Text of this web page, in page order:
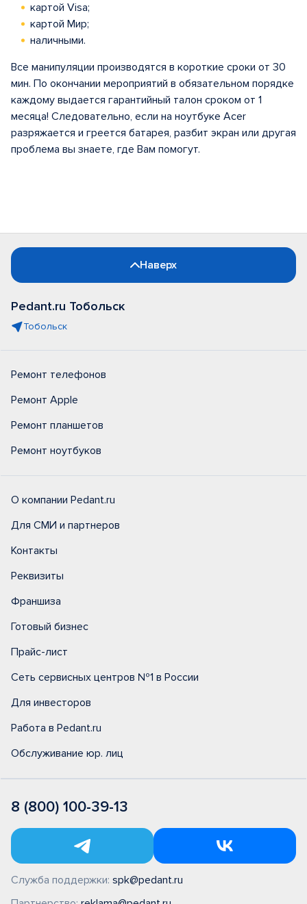
картой Visa;
картой Мир;
наличными.
Все манипуляции производятся в короткие сроки от 30
мин. По окончании мероприятий в обязательном порядке
каждому выдается гарантийный талон сроком от 1
месяца! Следовательно, если на ноутбуке Acer
разряжается и греется батарея, разбит экран или другая
проблема вы знаете, где Вам помогут.
Наверх
Pedant.ru Тобольск
Тобольск
Ремонт телефонов
Ремонт Apple
Ремонт планшетов
Ремонт ноутбуков
О компании Pedant.ru
Для СМИ и партнеров
Контакты
Реквизиты
Франшиза
Готовый бизнес
Прайс-лист
Сеть сервисных центров №1 в России
Для инвесторов
Работа в Pedant.ru
Обслуживание юр. лиц
8 (800) 100-39-13
Служба поддержки: spk@pedant.ru